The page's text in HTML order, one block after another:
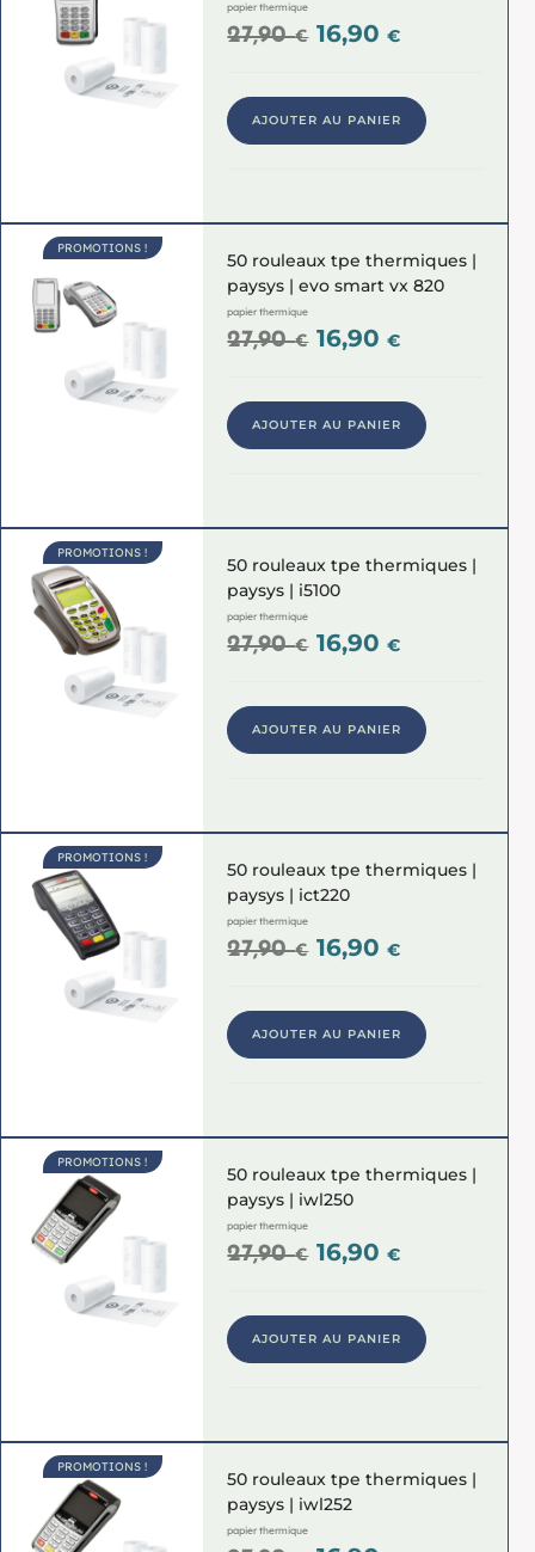
papier thermique
27,90€ 16,90€
AJOUTER AU PANIER
PROMOTIONS !
50 rouleaux tpe thermiques |
paysys | evo smart vx 820
papier thermique
27,90€ 16,90€
AJOUTER AU PANIER
PROMOTIONS !
50 rouleaux tpe thermiques |
paysys | i5100
papier thermique
27,90€ 16,90€
AJOUTER AU PANIER
PROMOTIONS !
50 rouleaux tpe thermiques |
paysys | ict220
papier thermique
27,90€ 16,90€
AJOUTER AU PANIER
PROMOTIONS !
50 rouleaux tpe thermiques |
paysys | iwl250
papier thermique
27,90€ 16,90€
AJOUTER AU PANIER
PROMOTIONS !
50 rouleaux tpe thermiques |
paysys | iwl252
papier thermique